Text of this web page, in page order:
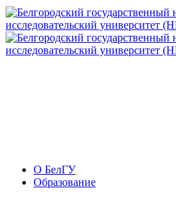
О БелГУ
Образование